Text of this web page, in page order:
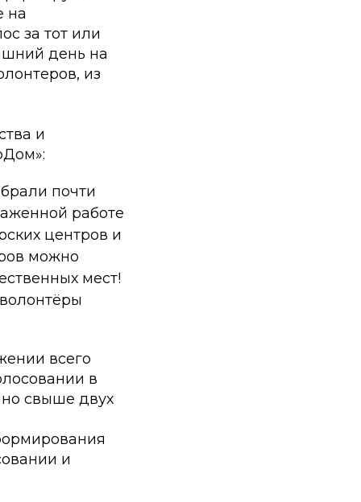
на
за тот или
день на
из
и
почти
работе
центров и
можно
мест!
всего
в
свыше двух
и